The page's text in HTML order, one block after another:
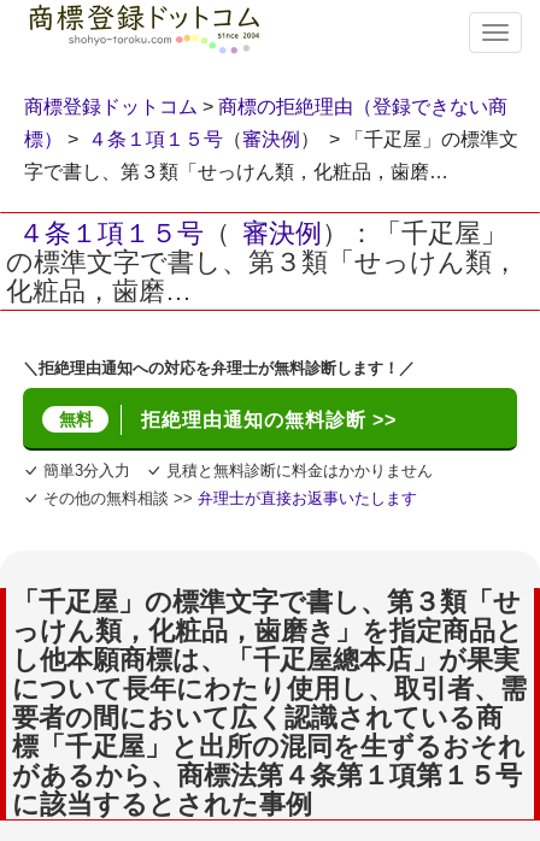
T
o
g
l
e
商標登録ドットコム > 商標の拒絶理由（登録できない商
標）
> ４条１項１５号 （審決例 ） > 「千疋屋」の標準文
字で書し、第３類「せっけん類，化粧品，歯磨…
４条１項１５号 （ 審決例 ）：「千疋屋」
の標準文字で書し、第３類「せっけん類，
化粧品，歯磨…
＼拒絶理由通知への対応を弁理士が無料診断します！／
無料 拒絶理由通知の無料診断 >>
簡単3分入力
見積と無料診断に料金はかかりません
その他の無料相談 >> 弁理士が直接お返事いたします
「千疋屋」の標準文字で書し、第３類「せ
っけん類，化粧品，歯磨き」を指定商品と
し他本願商標は、「千疋屋總本店」が果実
について長年にわたり使用し、取引者、需
要者の間において広く認識されている商
標「千疋屋」と出所の混同を生ずるおそれ
があるから、商標法第４条第１項第１５号
に該当するとされた事例